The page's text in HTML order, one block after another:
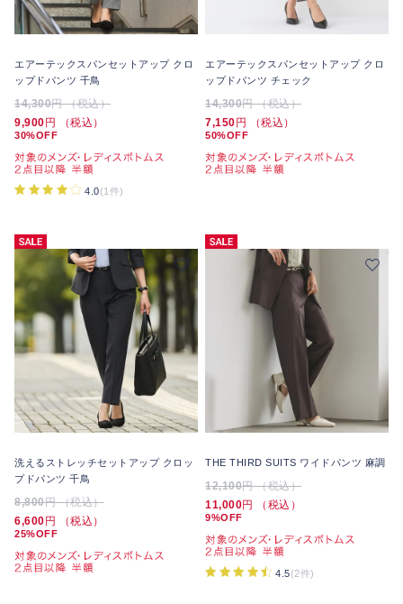
エアーテックスパンセットアップ クロ
ップドパンツ 千鳥
14,300円 （税込）
9,900 円 （税込）
30%OFF
4.0(1件)
エアーテックスパンセットアップ クロ
ップドパンツ チェック
14,300円 （税込）
7,150 円 （税込）
50%OFF
洗えるストレッチセットアップ クロッ
プドパンツ 千鳥
8,800円 （税込）
6,600 円 （税込）
25%OFF
THE THIRD SUITS ワイドパンツ 麻調
12,100円 （税込）
11,000円 （税込）
9%OFF
4.5(2件)